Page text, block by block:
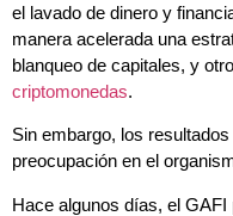
el lavado de dinero y
manera acelerada una
blanqueo de capitales, y
criptomonedas.
Sin embargo, los
preocupación en el
Hace algunos días, el